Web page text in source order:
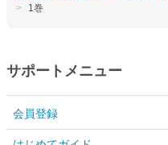
1巻
サポートメニュー
会員登録